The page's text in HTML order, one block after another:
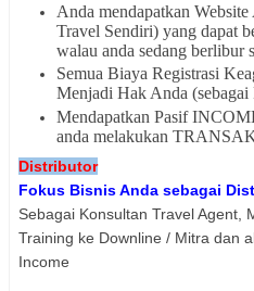
Anda mendapatkan
Travel Sendiri) yang dapat
walau anda sedang berlibur
Semua Biaya Registrasi
Menjadi Hak Anda (sebagai
Mendapatkan Pasif
anda melakukan
Distributor
Fokus Bisnis Anda sebagai
Sebagai Konsultan Travel Agent,
Training ke Downline / Mitra dan
Income